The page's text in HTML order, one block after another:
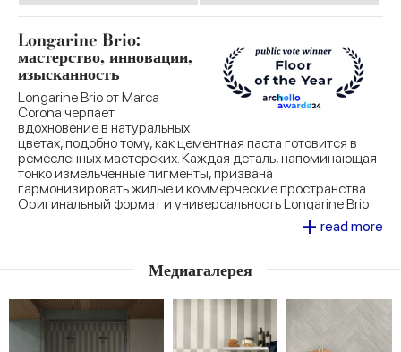
Longarine Brio:
мастерство, инновации,
изысканность
Longarine Brio от Marca
Corona черпает
вдохновение в натуральных
цветах, подобно тому, как цементная паста готовится в
ремесленных мастерских. Каждая деталь, напоминающая
тонко измельченные пигменты, призвана
гармонизировать жилые и коммерческие пространства.
Оригинальный формат и универсальность Longarine Brio
превращают каждое помещение в пространство
индивидуального самовыражения, предлагая широкий
адаптируемость даже к большим криволинейным
+ read more
Медиагалерея